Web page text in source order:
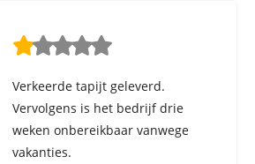
Verkeerde tapijt geleverd.
Vervolgens is het bedrijf drie
weken onbereikbaar vanwege
vakanties.